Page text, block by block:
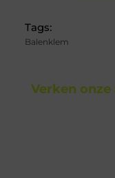
Tags:
Balenklem
Verken onze